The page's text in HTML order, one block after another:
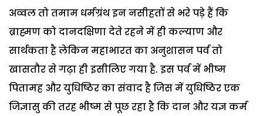
अव्वल तो तमाम धर्मग्रंथ इन नसीहतों से भरे पड़े हैं कि
ब्राह्मण को दानदक्षिणा देते रहने में ही कल्याण और
सार्थकता है लेकिन महाभारत का अनुशासन पर्व तो
खासतौर से गढ़ा ही इसीलिए गया है. इस पर्व में भीष्म
पितामह और युधिष्ठिर का संवाद है जिस में युधिष्ठिर एक
जिज्ञासु की तरह भीष्म से पूछ रहा है कि दान और यज्ञ कर्म